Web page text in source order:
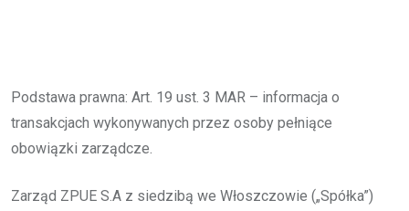
Podstawa prawna: Art. 19 ust. 3 MAR – informacja o
transakcjach wykonywanych przez osoby pełniące
obowiązki zarządcze.
Zarząd ZPUE S.A z siedzibą we Włoszczowie („Spółka”)